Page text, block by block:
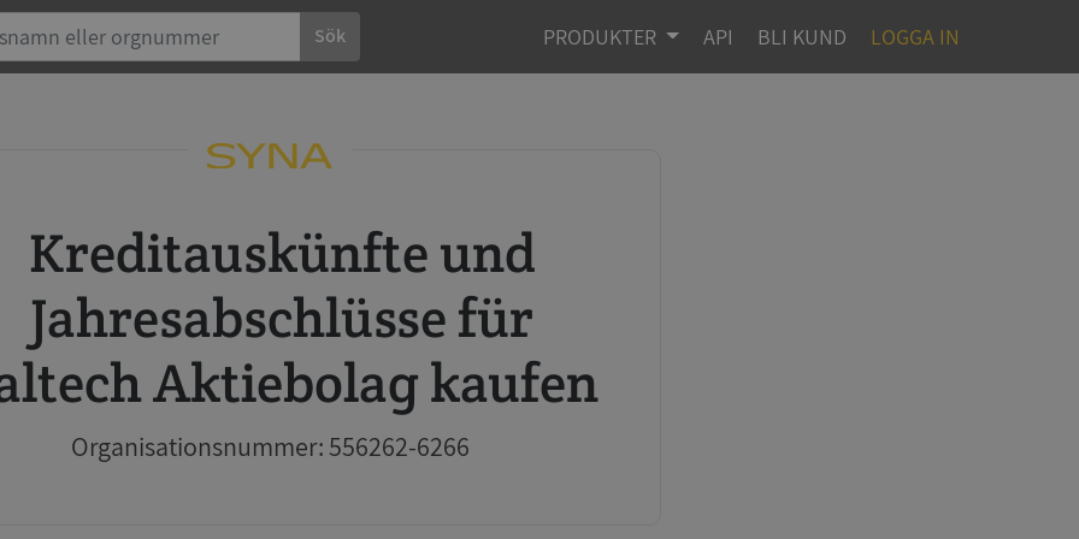
Sök PRODUKTER API BLI KUND LOGGA IN
Kreditauskünfte und
Jahresabschlüsse für
Aktiebolag kaufen
Organisationsnummer: 556262-6266